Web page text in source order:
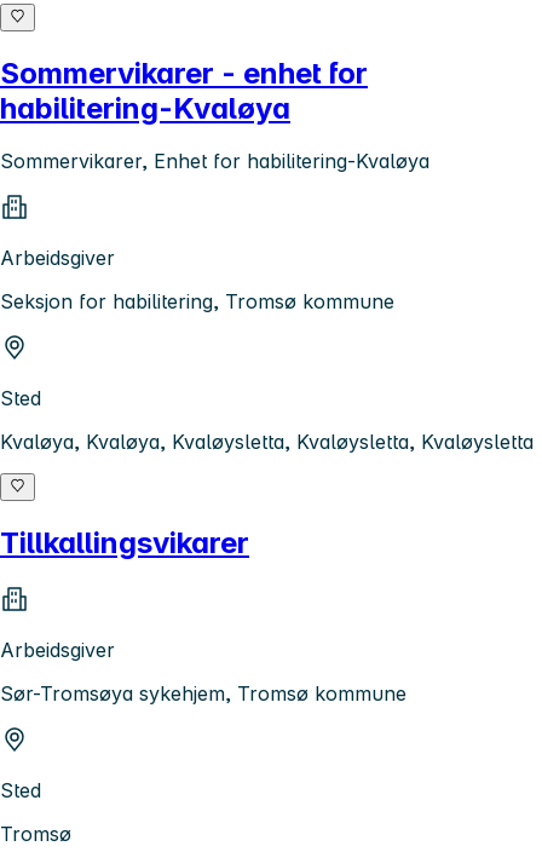
Sommervikarer - enhet for
habilitering-Kvaløya
Sommervikarer, Enhet for habilitering-Kvaløya
Arbeidsgiver
Seksjon for habilitering, Tromsø kommune
Sted
Kvaløya, Kvaløya, Kvaløysletta, Kvaløysletta, Kvaløysletta
Tillkallingsvikarer
Arbeidsgiver
Sør-Tromsøya sykehjem, Tromsø kommune
Sted
Tromsø